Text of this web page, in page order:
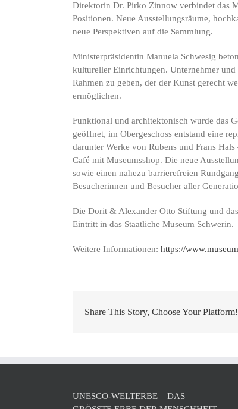
Direktorin Dr. Pirko Zinnow verbindet das
Positionen. Neue Ausstellungsräume,
neue Perspektiven auf die Sammlung.
Ministerpräsidentin Manuela Schwesig
kultureller Einrichtungen. Unternehmer
Rahmen zu geben, der der Kunst gerecht
ermöglichen.
Funktional und architektonisch wurde das
geöffnet, im Obergeschoss entstand eine
darunter Werke von Rubens und Frans
Café mit Museumsshop. Die neue
sowie einen nahezu barrierefreien
Besucherinnen und Besucher aller
Die Dorit & Alexander Otto Stiftung und
Eintritt in das Staatliche Museum Schwerin.
Weitere Informationen: https://
Share This Story, Choose Your Platform!
UNESCO-WELTERBE – DAS